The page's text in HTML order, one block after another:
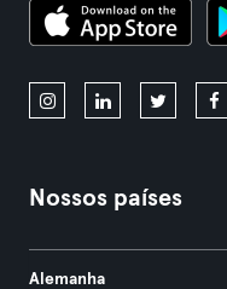
Nossos países
Alemanha